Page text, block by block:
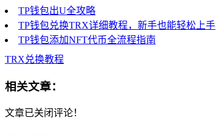
TP钱包出U全攻略
TP钱包兑换TRX详细教程，新手也能轻松上手
TP钱包添加NFT代币全流程指南
TRX兑换教程
相关文章：
文章已关闭评论！